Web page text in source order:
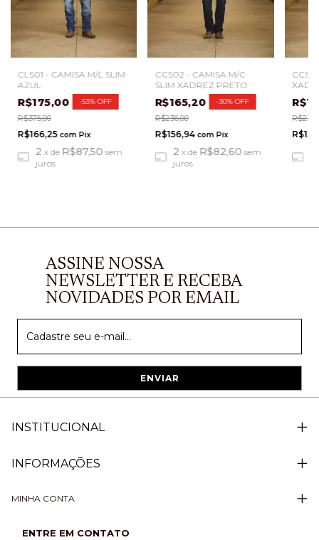
CLS01 - CAMISA M/L SLIM
AZUL
R$175,00 -53%OFF
R$375,00
R$166,25 com Pix
2 xde R$87,50 sem
juros
CCS02 - CAMISA M/C
SLIM XADREZ PRETO
R$165,20 -30%OFF
R$236,00
R$156,94 com Pix
2 xde R$82,60 sem
juros
ASSINE NOSSA
NEWSLETTER E RECEBA
NOVIDADES POR EMAIL
INSTITUCIONAL
INFORMAÇÕES
MINHA CONTA
ENTRE EM CONTATO